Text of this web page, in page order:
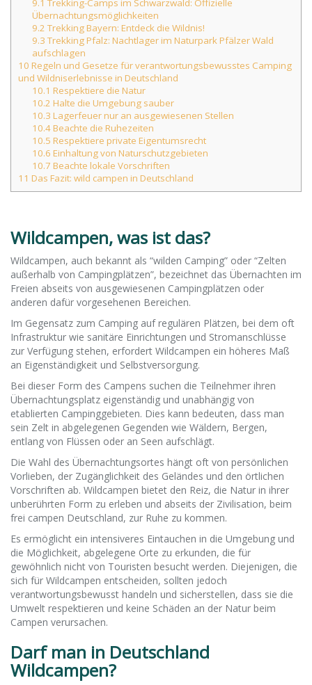
9.1 Trekking-Camps im Schwarzwald: Offizielle
Übernachtungsmöglichkeiten
9.2 Trekking Bayern: Entdeck die Wildnis!
9.3 Trekking Pfalz: Nachtlager im Naturpark Pfälzer Wald
aufschlagen
10 Regeln und Gesetze für verantwortungsbewusstes Camping
und Wildniserlebnisse in Deutschland
10.1 Respektiere die Natur
10.2 Halte die Umgebung sauber
10.3 Lagerfeuer nur an ausgewiesenen Stellen
10.4Beachte die Ruhezeiten
10.5 Respektiere private Eigentumsrecht
10.6 Einhaltung von Naturschutzgebieten
10.7 Beachte lokale Vorschriften
11 Das Fazit: wild campen in Deutschland
Wildcampen, was ist das?
Wildcampen, auch bekannt als “wilden Camping” oder “Zelten
außerhalb von Campingplätzen”, bezeichnet das Übernachten im
Freien abseits von ausgewiesenen Campingplätzen oder
anderen dafür vorgesehenen Bereichen.
Im Gegensatz zum Camping auf regulären Plätzen, bei dem oft
Infrastruktur wie sanitäre Einrichtungen und Stromanschlüsse
zur Verfügung stehen, erfordert Wildcampen ein höheres Maß
an Eigenständigkeit und Selbstversorgung.
Bei dieser Form des Campens suchen die Teilnehmer ihren
Übernachtungsplatz eigenständig und unabhängig von
etablierten Campinggebieten. Dies kann bedeuten, dass man
sein Zelt in abgelegenen Gegenden wie Wäldern, Bergen,
entlang von Flüssen oder an Seen aufschlägt.
Die Wahl des Übernachtungsortes hängt oft von persönlichen
Vorlieben, der Zugänglichkeit des Geländes und den örtlichen
Vorschriften ab. Wildcampen bietet den Reiz, die Natur in ihrer
unberührten Form zu erleben und abseits der Zivilisation, beim
frei campen Deutschland, zur Ruhe zu kommen.
Es ermöglicht ein intensiveres Eintauchen in die Umgebung und
die Möglichkeit, abgelegene Orte zu erkunden, die für
gewöhnlich nicht von Touristen besucht werden. Diejenigen, die
sich für Wildcampen entscheiden, sollten jedoch
verantwortungsbewusst handeln und sicherstellen, dass sie die
Umwelt respektieren und keine Schäden an der Natur beim
Campen verursachen.
Darf man in Deutschland
Wildcampen?